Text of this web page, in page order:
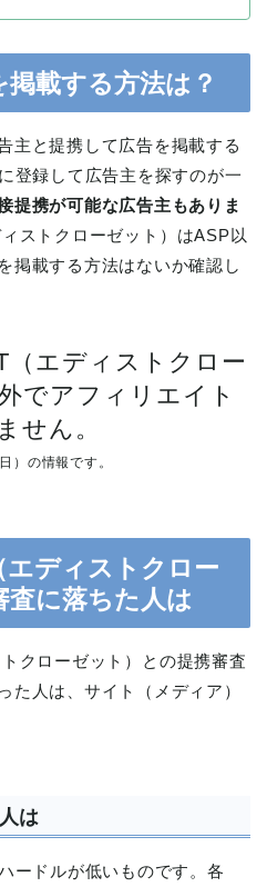
載する方法は？
主と提携して広告を掲載する
登録して広告主を探すのが一
提携が可能な広告主もありま
ストクローゼット）はASP以
掲載する方法はないか確認し
（エディストクロー
でアフィリエイト
せん。
）の情報です。
エディストクロー
査に落ちた人は
クローゼット）との提携審査
た人は、サイト（メディア）
は
ードルが低いものです。各